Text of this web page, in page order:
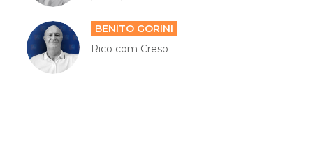
BENITO GORINI
Rico com Creso